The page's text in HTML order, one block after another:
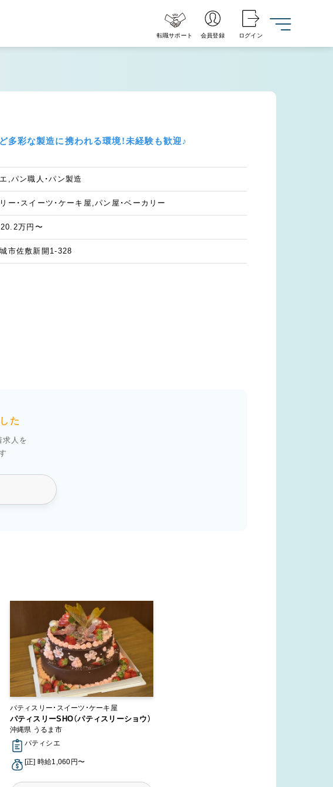
転職サポート 会員登録 ログイン
多彩な製造に携われる環境！未経験も歓迎♪
,パン職人・パン製造
ー・スイーツ・ケーキ屋,パン屋・ベーカリー
万円〜
市佐敷新開1-328
た
求人を
パティスリー・スイーツ・ケーキ屋
パティスリーSHO（パティスリーショウ）
沖縄県 うるま市
パティシエ
[正] 時給1,060円〜